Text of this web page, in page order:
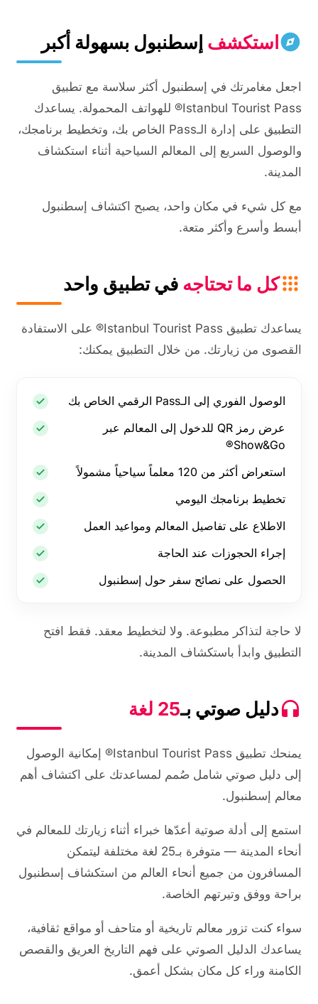
استكشف إسطنبول بسهولة أكبر
اجعل مغامرتك في إسطنبول أكثر سلاسة مع تطبيق
Istanbul Tourist Pass® للهواتف المحمولة. يساعدك
التطبيق على إدارة الـPass الخاص بك، وتخطيط برنامجك،
والوصول السريع إلى المعالم السياحية أثناء استكشاف
المدينة.
مع كل شيء في مكان واحد، يصبح اكتشاف إسطنبول
أبسط وأسرع وأكثر متعة.
كل ما تحتاجه في تطبيق واحد
يساعدك تطبيق Istanbul Tourist Pass® على الاستفادة
القصوى من زيارتك. من خلال التطبيق يمكنك:
الوصول الفوري إلى الـPass الرقمي الخاص بك
عرض رمز QR للدخول إلى المعالم عبر
Show&Go®
استعراض أكثر من 120 معلماً سياحياً مشمولاً
تخطيط برنامجك اليومي
الاطلاع على تفاصيل المعالم ومواعيد العمل
إجراء الحجوزات عند الحاجة
الحصول على نصائح سفر حول إسطنبول
لا حاجة لتذاكر مطبوعة. ولا لتخطيط معقد. فقط افتح
التطبيق وابدأ باستكشاف المدينة.
دليل صوتي بـ25 لغة
يمنحك تطبيق Istanbul Tourist Pass® إمكانية الوصول
إلى دليل صوتي شامل صُمم لمساعدتك على اكتشاف أهم
معالم إسطنبول.
استمع إلى أدلة صوتية أعدّها خبراء أثناء زيارتك للمعالم في
أنحاء المدينة — متوفرة بـ25 لغة مختلفة ليتمكن
المسافرون من جميع أنحاء العالم من استكشاف إسطنبول
براحة ووفق وتيرتهم الخاصة.
سواء كنت تزور معالم تاريخية أو متاحف أو مواقع ثقافية،
يساعدك الدليل الصوتي على فهم التاريخ العريق والقصص
الكامنة وراء كل مكان بشكل أعمق.